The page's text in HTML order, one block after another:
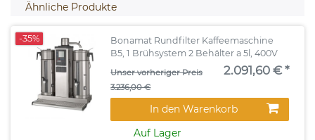
Ähnliche Produkte
-35%
Bonamat Rundfilter Kaffeemaschine
B5, 1 Brühsystem 2 Behälter a 5l, 400V
Unser vorheriger Preis
3.236,00 €
2.091,60 € *
In den Warenkorb
Auf Lager